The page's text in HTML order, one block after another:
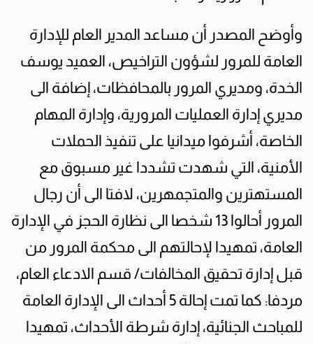
وأوضح المصدر أن مساعد المدير العام للإدارة
العامة للمرور لشؤون التراخيص، العميد يوسف
الخدة، ومديري المرور بالمحافظات، إضافة الى
مديري إدارة العمليات المرورية، وإدارة المهام
الخاصة، أشرفوا ميدانيا على تنفيذ الحملات
الأمنية، التي شهدت تشددا غير مسبوق مع
المستهترين والمتجمهرين، لافتا الى أن رجال
المرور أحالوا 13 شخصا الى نظارة الحجز في الإدارة
العامة، تمهيدا لإحالتهم الى محكمة المرور من
قبل إدارة تحقيق المخالفات/ قسم الادعاء العام،
مردفا: كما تمت إحالة 5 أحداث الى الإدارة العامة
للمباحث الجنائية، إدارة شرطة الأحداث، تمهيدا